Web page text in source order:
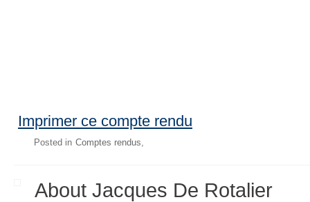
Imprimer ce compte rendu
Posted in Comptes rendus
About Jacques De Rotalier